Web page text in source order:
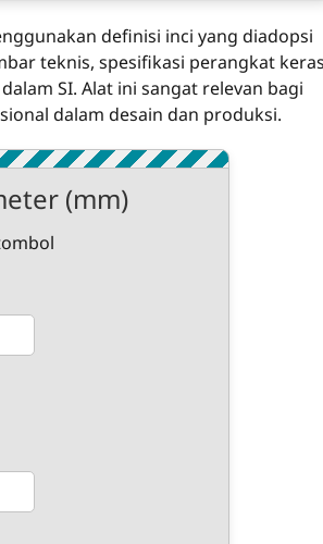
definisi inci yang diadopsi
teknis, spesifikasi perangkat
SI. Alat ini sangat relevan bagi
dalam desain dan produksi.
(mm)